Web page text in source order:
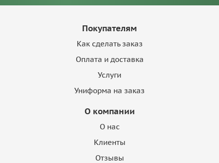
Покупателям
Как сделать заказ
Оплата и доставка
Услуги
Униформа на заказ
О компании
О нас
Клиенты
Отзывы